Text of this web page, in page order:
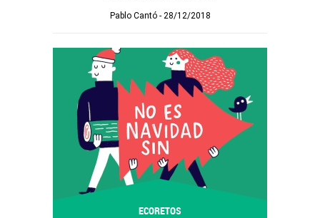
Pablo Cantó 28/12/2018
ECORETOS